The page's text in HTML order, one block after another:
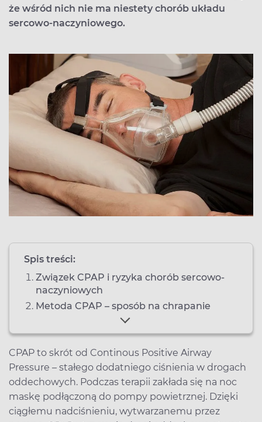
że wśród nich nie ma niestety chorób układu
sercowo-naczyniowego.
Spis treści:
Związek CPAP i ryzyka chorób sercowo-
naczyniowych
Metoda CPAP – sposób na chrapanie
CPAP to skrót od Continous Positive Airway
Pressure – stałego dodatniego ciśnienia w drogach
oddechowych. Podczas terapii zakłada się na noc
maskę podłączoną do pompy powietrznej. Dzięki
ciągłemu nadciśnieniu, wytwarzanemu przez